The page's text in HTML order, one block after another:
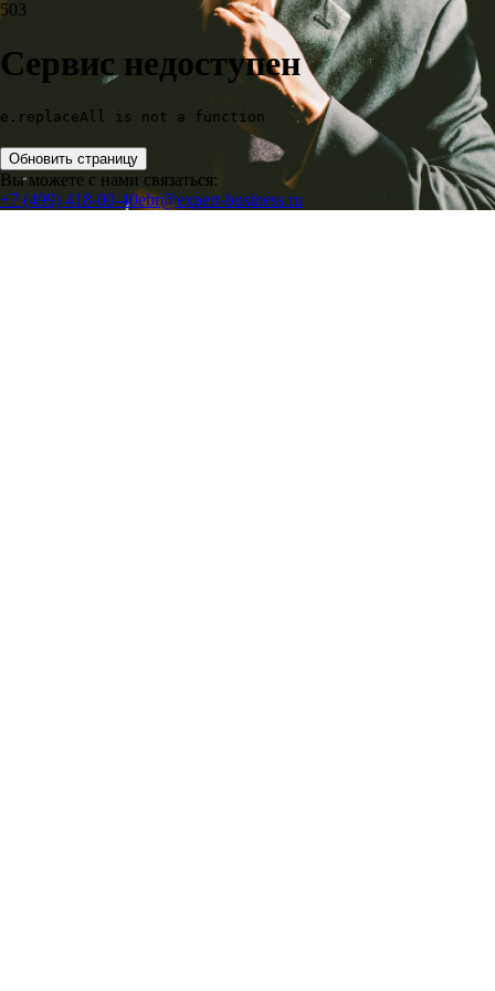
503
Сервис недоступен
e.replaceAll is not a function
Обновить страницу
Вы можете с нами связаться:
+7 (499) 418-00-40ebr@expert-business.ru